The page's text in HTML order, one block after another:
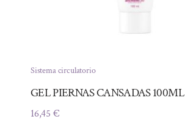
Sistema circulatorio
GEL PIERNAS CANSADAS 100ML
16,45 €